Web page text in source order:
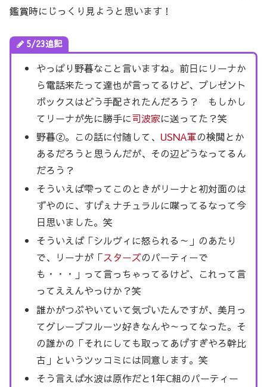
鑑賞時にじっくり見ようと思います！
5/23追記
やっぱり野暮なこと言いますね。前日にリーナか
ら電話来たって達也が言ってるけど、プレゼント
ボックスはどう手配されたんだろう？ もしかし
てリーナが先に勝手に司波家に送ってた？笑
野暮②。この話に付随して、 USNA軍の検閲とか
あるだろうと思うんだが、その辺どうなってるん
だろう？
そういえば雫ってこのときがリーナと初対面のは
ずやのに、すげぇナチュラルに喋ってるなって今
日思いました。笑
そういえば「シルヴィに怒られる～」のあたり
で、リーナが「スターズのパーティーで
も・・・」って言っちゃってるけど、これって言
ってええんやっけか？笑
誰かがつぶやいていて気づいたんですが、美月っ
てグレープフルーツ好きなんや～ってなった。そ
の誰かの「それにしても取ってあげすぎやろ幹比
古」というツッコミには同意します。笑
そう言えば水波は原作だと1年C組のパーティー